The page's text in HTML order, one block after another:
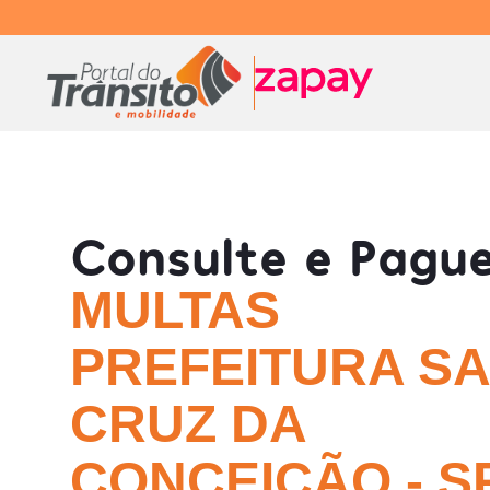
Consulte e
MULTAS
PREFEITURA
CRUZ DA